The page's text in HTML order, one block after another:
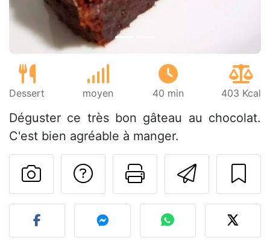
Dessert moyen 40 min 403 Kcal
Déguster ce très bon gâteau au chocolat.
C'est bien agréable à manger.
Imprimer
Poser une
Publier votre photo de